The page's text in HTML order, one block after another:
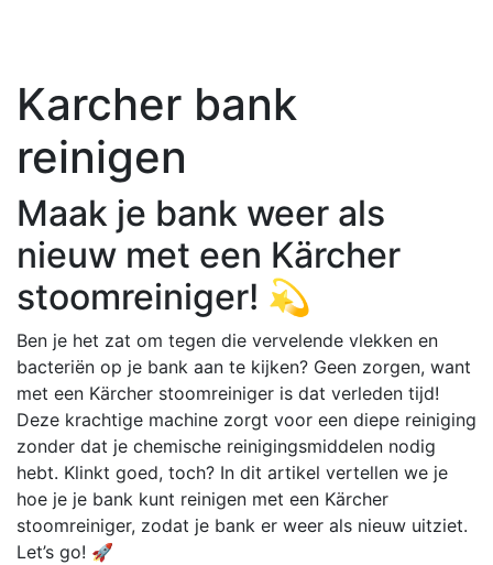
Karcher bank
reinigen
Maak je bank weer als
nieuw met een Kärcher
stoomreiniger! 💫
Ben je het zat om tegen die vervelende vlekken en
bacteriën op je bank aan te kijken? Geen zorgen, want
met een Kärcher stoomreiniger is dat verleden tijd!
Deze krachtige machine zorgt voor een diepe reiniging
zonder dat je chemische reinigingsmiddelen nodig
hebt. Klinkt goed, toch? In dit artikel vertellen we je
hoe je je bank kunt reinigen met een Kärcher
stoomreiniger, zodat je bank er weer als nieuw uitziet.
Let’s go! 🚀